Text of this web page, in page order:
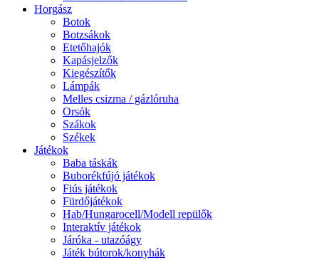
Horgász
Botok
Botzsákok
Etetőhajók
Kapásjelzők
Kiegészítők
Lámpák
Melles csizma / gázlóruha
Orsók
Szákok
Székek
Játékok
Baba táskák
Buborékfújó játékok
Fiús játékok
Fürdőjátékok
Hab/Hungarocell/Modell repülők
Interaktív játékok
Járóka - utazóágy
Játék bútorok/konyhák